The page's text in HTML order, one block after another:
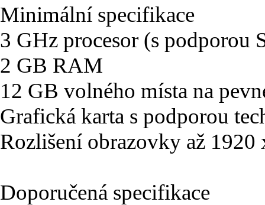
Minimální specifikace
3 GHz procesor (s podporou
2 GB RAM
12 GB volného místa na
Grafická karta s podporou
Rozlišení obrazovky až 1920
Doporučená specifikace